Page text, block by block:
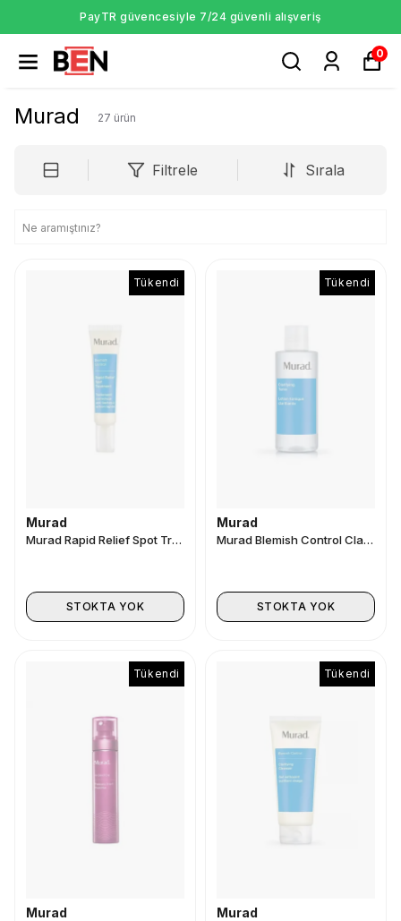
PayTR güvencesiyle 7/24 güvenli alışveriş
0
Murad 27 ürün
Filtrele Sırala
Tükendi
Murad
Murad Rapid Relief Spot Treatment 15ml
STOKTA YOK
Tükendi
Murad
Murad Blemish Control Clarifying Toner 180 ml
STOKTA YOK
Tükendi
Murad
Tükendi
Murad